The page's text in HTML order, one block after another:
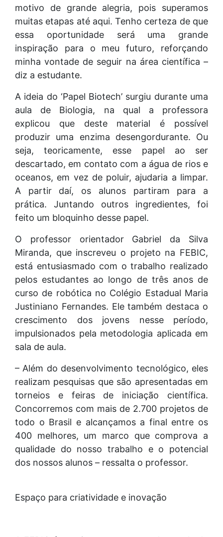
motivo de grande alegria, pois superamos
muitas etapas até aqui. Tenho certeza de que
essa oportunidade será uma grande
inspiração para o meu futuro, reforçando
minha vontade de seguir na área científica –
diz a estudante.
A ideia do ‘Papel Biotech’ surgiu durante uma
aula de Biologia, na qual a professora
explicou que deste material é possível
produzir uma enzima desengordurante. Ou
seja, teoricamente, esse papel ao ser
descartado, em contato com a água de rios e
oceanos, em vez de poluir, ajudaria a limpar.
A partir daí, os alunos partiram para a
prática. Juntando outros ingredientes, foi
feito um bloquinho desse papel.
O professor orientador Gabriel da Silva
Miranda, que inscreveu o projeto na FEBIC,
está entusiasmado com o trabalho realizado
pelos estudantes ao longo de três anos de
curso de robótica no Colégio Estadual Maria
Justiniano Fernandes. Ele também destaca o
crescimento dos jovens nesse período,
impulsionados pela metodologia aplicada em
sala de aula.
– Além do desenvolvimento tecnológico, eles
realizam pesquisas que são apresentadas em
torneios e feiras de iniciação científica.
Concorremos com mais de 2.700 projetos de
todo o Brasil e alcançamos a final entre os
400 melhores, um marco que comprova a
qualidade do nosso trabalho e o potencial
dos nossos alunos – ressalta o professor.
Espaço para criatividade e inovação